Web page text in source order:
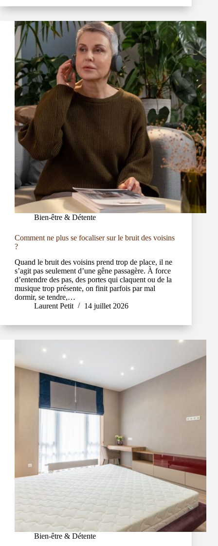
Bien-être & Détente
Comment ne plus se focaliser sur le bruit des voisins
?
Quand le bruit des voisins prend trop de place, il ne
s’agit pas seulement d’une gêne passagère. À force
d’entendre des pas, des portes qui claquent ou de la
musique trop présente, on finit parfois par mal
dormir, se tendre,…
Laurent Petit
14 juillet 2026
Bien-être & Détente